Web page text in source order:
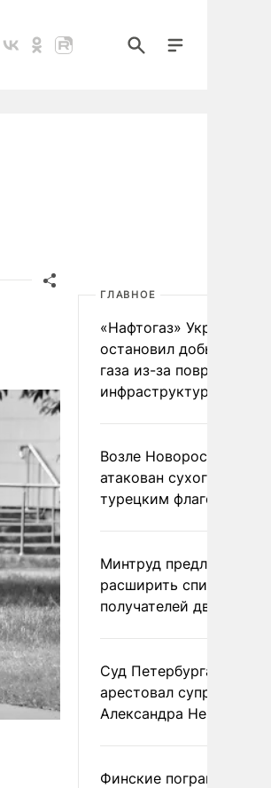
ГЛАВНОЕ
«Нафтогаз» Украины
остановил добычу
газа из-за повреждения
инфраструктуры
Возле Новороссийска
атакован сухогруз под
турецким флагом
Минтруд предложил
расширить список
получателей двух
Суд Петербурга заочно
арестовал супругу
Александра Невзорова
Финские пограничники